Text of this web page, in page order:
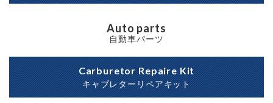
Auto parts
自動車パーツ
Carburetor Repaire Kit
キャブレターリペアキット